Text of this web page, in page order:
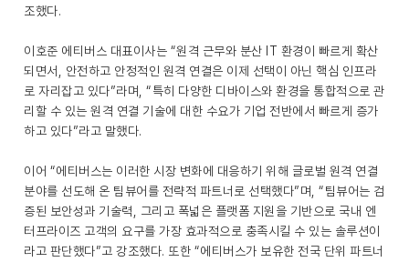
조했다.
이호준 에티버스 대표이사는 “원격 근무와 분산 IT 환경이 빠르게 확산
되면서, 안전하고 안정적인 원격 연결은 이제 선택이 아닌 핵심 인프라
로 자리잡고 있다”라며, “특히 다양한 디바이스와 환경을 통합적으로 관
리할 수 있는 원격 연결 기술에 대한 수요가 기업 전반에서 빠르게 증가
하고 있다”라고 말했다.
이어 “에티버스는 이러한 시장 변화에 대응하기 위해 글로벌 원격 연결
분야를 선도해 온 팀뷰어를 전략적 파트너로 선택했다”며, “팀뷰어는 검
증된 보안성과 기술력, 그리고 폭넓은 플랫폼 지원을 기반으로 국내 엔
터프라이즈 고객의 요구를 가장 효과적으로 충족시킬 수 있는 솔루션이
라고 판단했다”고 강조했다. 또한 “에티버스가 보유한 전국 단위 파트너